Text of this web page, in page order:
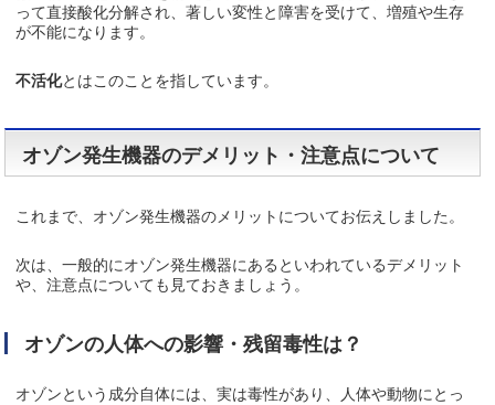
って直接酸化分解され、著しい変性と障害を受けて、増殖や生存
が不能になります。
不活化とはこのことを指しています。
オゾン発生機器のデメリット・注意点について
これまで、オゾン発生機器のメリットについてお伝えしました。
次は、一般的にオゾン発生機器にあるといわれているデメリット
や、注意点についても見ておきましょう。
オゾンの人体への影響・残留毒性は？
オゾンという成分自体には、実は毒性があり、人体や動物にとっ